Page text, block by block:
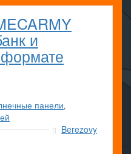
и
панели,
Berezovy